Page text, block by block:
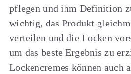
pflegen und ihm Definition
wichtig, das Produkt
verteilen und die Locken
um das beste Ergebnis zu
Lockencremes können auch